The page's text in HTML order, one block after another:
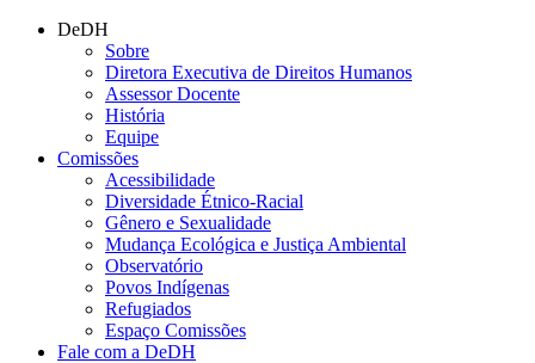
Conteúdo principal
DeDH
Sobre
Diretora Executiva de Direitos Humanos
Assessor Docente
História
Equipe
Comissões
Acessibilidade
Diversidade Étnico-Racial
Gênero e Sexualidade
Mudança Ecológica e Justiça Ambiental
Observatório
Povos Indígenas
Refugiados
Espaço Comissões
Fale com a DeDH